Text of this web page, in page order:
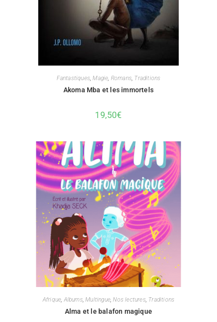
Fantastiques,Magie, Romans, Traditions
Akoma Mba et les immortels
19,50€
Afrique Albums,Multingue ,Nos lectures, Traditions
Alma et le balafon magique